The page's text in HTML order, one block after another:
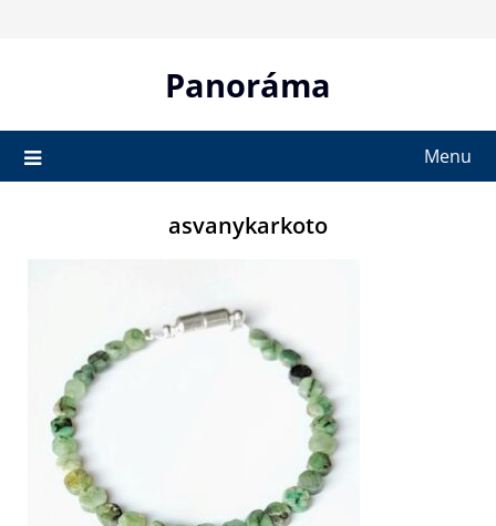
Panoráma
Menu
asvanykarkoto